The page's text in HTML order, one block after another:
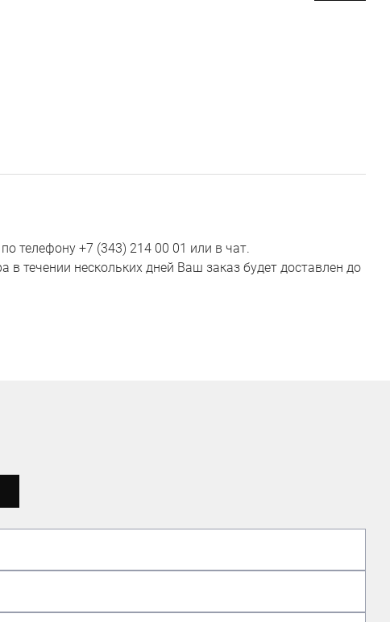
телефону +7 (343) 214 00 01 или в чат.
течении нескольких дней Ваш заказ будет доставлен до